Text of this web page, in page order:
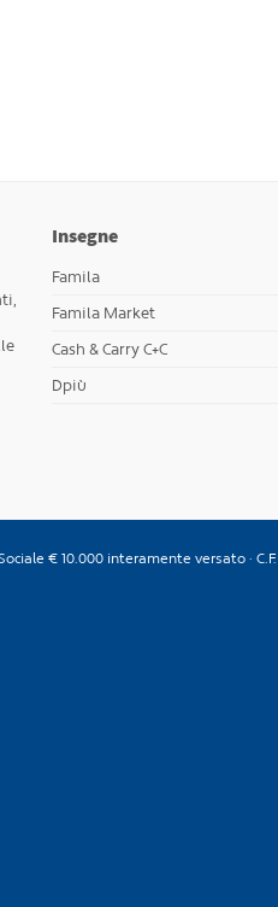
Insegne
Famila
Famila Market
Cash & Carry C+C
Dpiù
€ 10.000 interamente versato ·